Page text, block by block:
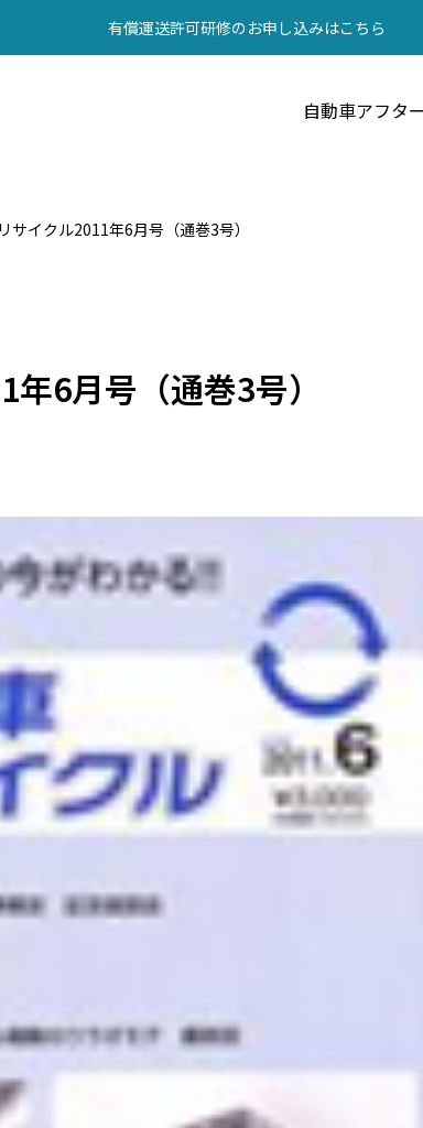
有償運送許可研修のお申し込みはこちら
自動車アフタ
サイクル2011年6月号（通巻3号）
6月号（通巻3号）